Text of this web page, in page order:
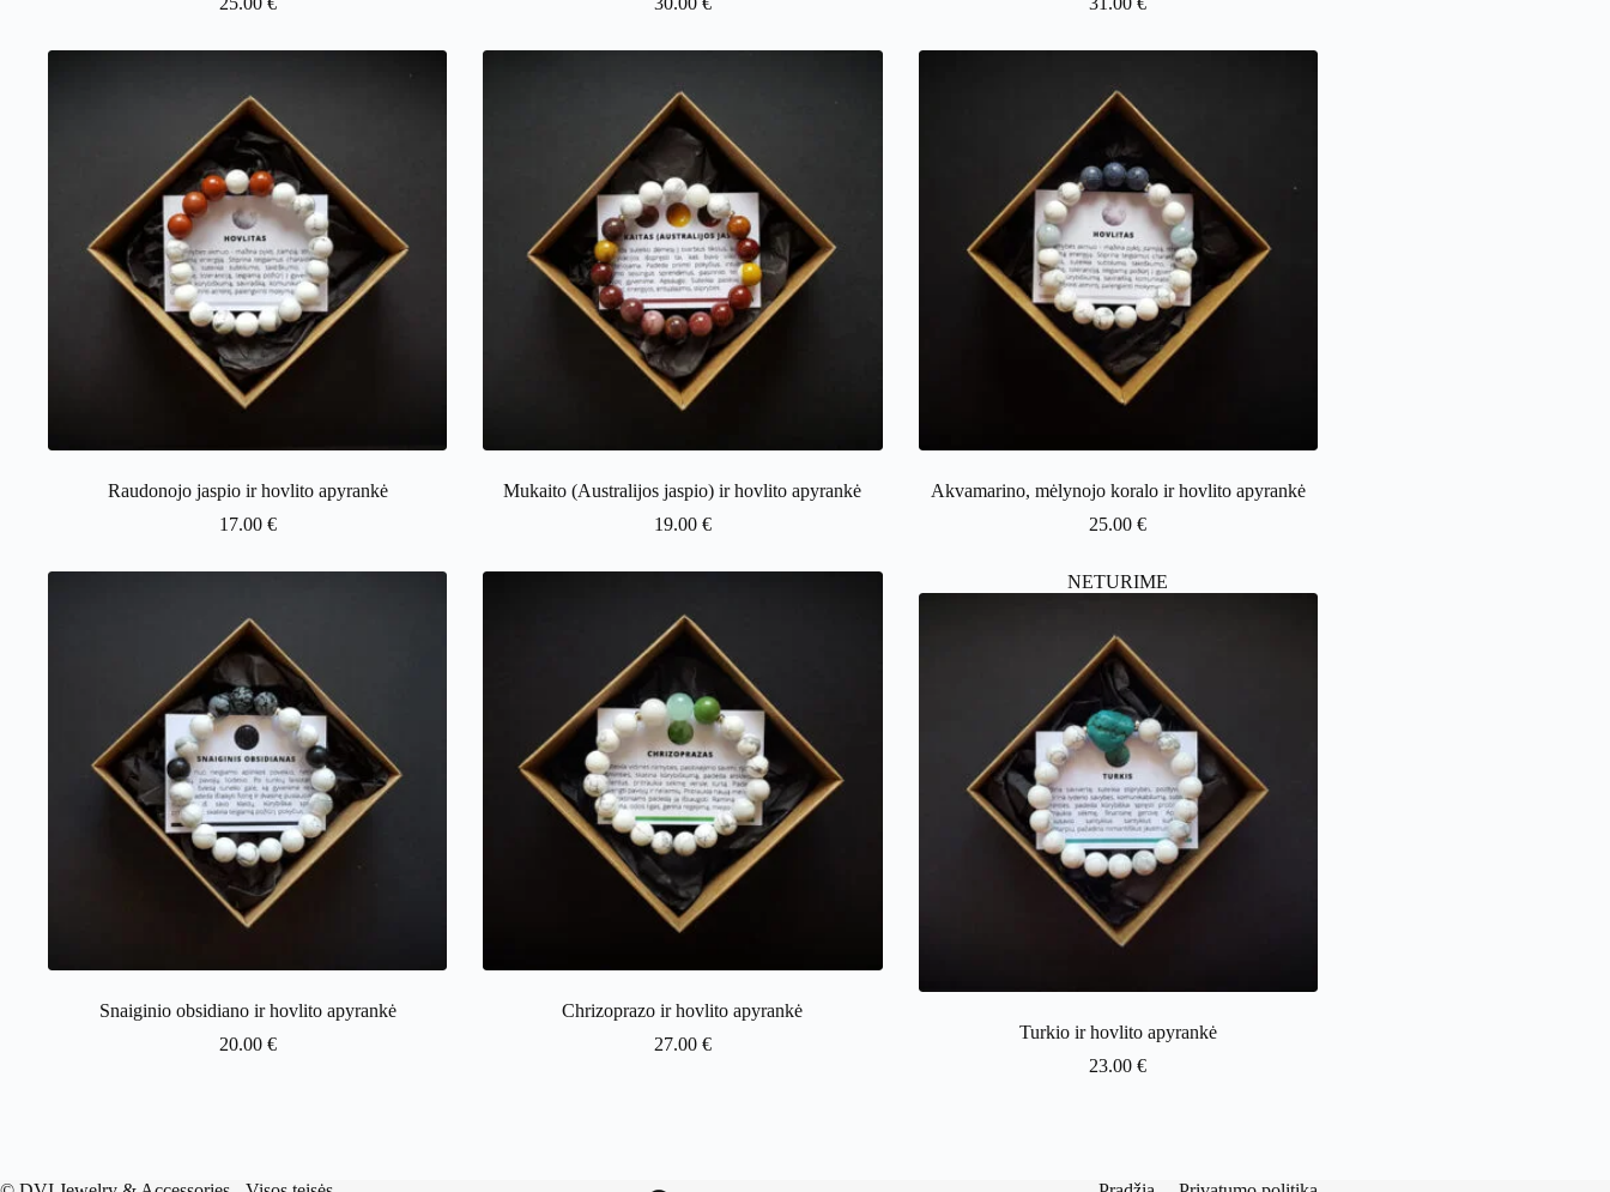
Raudonojo jaspio ir hovlito apyrankė
17.00 €
Mukaito (Australijos jaspio) ir hovlito apyrankė
19.00 €
Akvamarino, mėlynojo koralo ir hovlito apyrankė
25.00€
Snaiginio obsidiano ir hovlito apyrankė
20.00 €
Chrizoprazo ir hovlito apyrankė
27.00 €
NETURIME
Turkio ir hovlito apyrankė
23.00€